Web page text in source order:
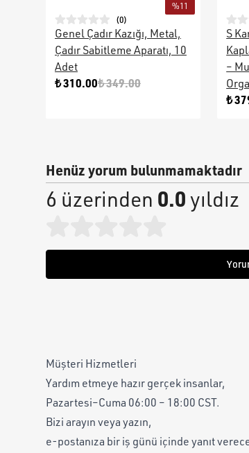
%11
(0)
Genel Çadır Kazığı, Metal,
Çadır Sabitleme Aparatı, 10
Adet
₺ 310.00₺ 349.00
S
–
₺
Henüz yorum bulunmamaktadır
6 üzerinden 0.0yıldız
Müşteri Hizmetleri
Yardım etmeye hazır gerçek insanlar,
Pazartesi–Cuma 06:00 – 18:00 CST.
Bizi arayın veya yazın,
e-postanıza bir iş günü içinde yanıt